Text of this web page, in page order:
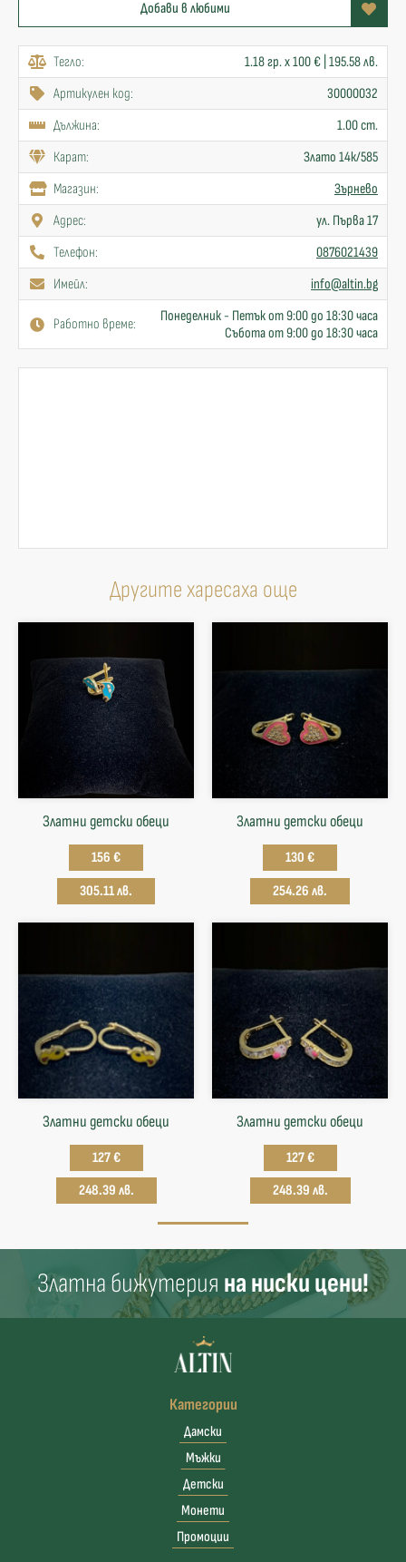
Добави в любими
Тегло:
1.18 гр. x 100 € | 195.58 лв.
Артикулен код:
30000032
Дължина:
1.00 cm.
Карат:
Злато 14к/585
Mагазин:
Зърнево
Адрес:
ул. Първа 17
Телефон:
0876021439
Имейл:
info@altin.bg
Работно време:
Понеделник - Петък от 9:00 до 18:30 часа
Събота от 9:00 до 18:30 часа
Другите харесаха още
Златни детски обеци
156 €
305.11 лв.
Златни детски обеци
130 €
254.26 лв.
Златни детски обеци
127 €
248.39 лв.
Златни детски обеци
127 €
248.39 лв.
Златна бижутерия на ниски цени!
Категории
Дамски
Мъжки
Детски
Монети
Промоции